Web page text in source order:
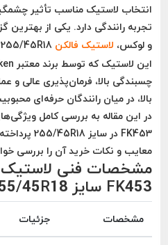
انتخاب لاستیک مناسب تأثیر
تجربه رانندگی دارد. یکی از
و لوکس، لاستیک فالکن
این لاستیک که توسط برند معتبر
چسبندگی بالا، فرمان‌پذیری عالی و
بالا، در میان رانندگان حرفه‌ای
در این مقاله به بررسی کامل
FK453 در سایز 255/45R18
معایب و نکات خرید آن را بررسی
FK453 سایز 255/45R18
مشخصات جزئیات